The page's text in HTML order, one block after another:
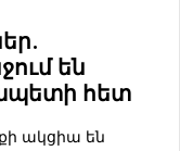
են
հետ
ակցիա են